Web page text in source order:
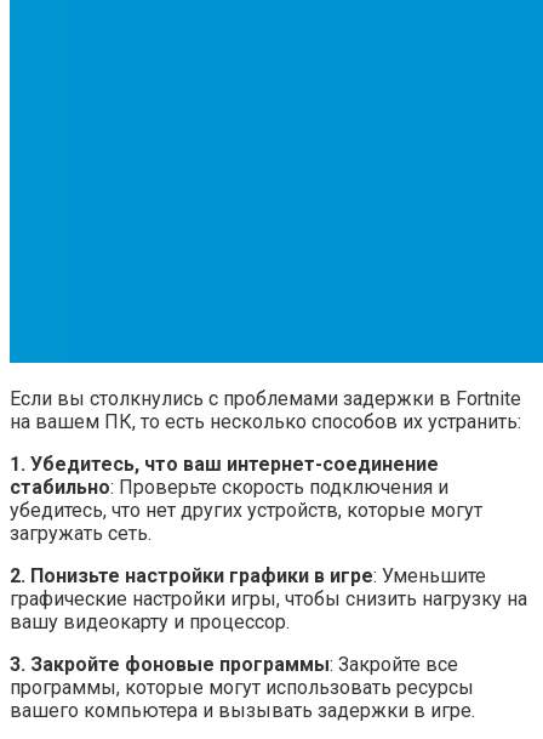
Если вы столкнулись с проблемами задержки в Fortnite
на вашем ПК, то есть несколько способов их устранить:
1. Убедитесь, что ваш интернет-соединение
стабильно: Проверьте скорость подключения и
убедитесь, что нет других устройств, которые могут
загружать сеть.
2. Понизьте настройки графики в игре: Уменьшите
графические настройки игры, чтобы снизить нагрузку на
вашу видеокарту и процессор.
3. Закройте фоновые программы: Закройте все
программы, которые могут использовать ресурсы
вашего компьютера и вызывать задержки в игре.